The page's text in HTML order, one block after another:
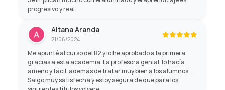
progresivo y real.
Aitana Aranda
21/06/2024
Me apunté al curso del B2 y lo he aprobado a la primera
gracias a esta academia. La profesora genial, lo hacía
ameno y fácil, además de tratar muy bien a los alumnos.
Salgo muy satisfecha y estoy segura de que para los